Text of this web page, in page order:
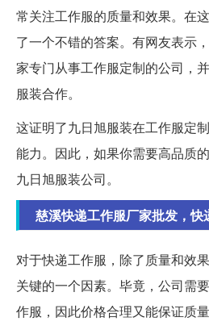
常关注工作服的质量和效果。在
了一个不错的答案。有网友表示
家专门从事工作服定制的公司，
服装合作。
这证明了九日旭服装在工作服定
能力。因此，如果你需要高品质
九日旭服装公司。
慈溪快递工作服厂家批发，
对于快递工作服，除了质量和效
关键的一个因素。毕竟，公司需
作服，因此价格合理又能保证质